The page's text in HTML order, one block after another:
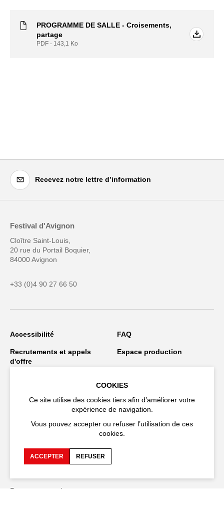
PROGRAMME DE SALLE - Croisements,
partage
PDF - 143,1 Ko
Recevez notre lettre d’information
Festival d'Avignon
Cloître Saint-Louis,
20 rue du Portail Boquier,
84000 Avignon
+33 (0)4 90 27 66 50
Accessibilité FAQ
Recrutements et appels
d'offre
Espace production
Espace équipe
Publications et
téléchargements
Crédits
Protection des données
personnelles
Spectacles en tournée
Restez connecté
COOKIES
Ce site utilise des cookies tiers afin d’améliorer votre
expérience de navigation.
Vous pouvez accepter ou refuser l’utilisation de ces
cookies.
ACCEPTER REFUSER